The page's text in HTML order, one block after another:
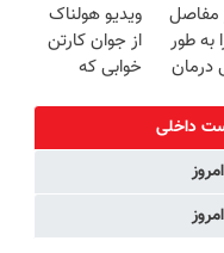
+
درب
حرکتی
مفاصل
به طور
درمان
ویدیو هولناک
از جوان کارتن
خوابی که
داخلی